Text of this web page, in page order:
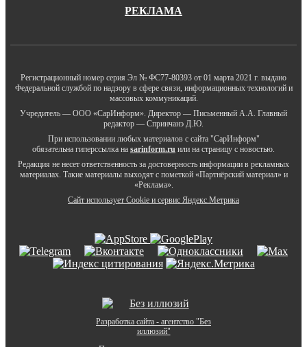
РЕКЛАМА
Регистрационный номер серия Эл № ФС77-80393 от 01 марта 2021 г. выдано
Федеральной службой по надзору в сфере связи, информационных технологий и
массовых коммуникаций.
Учредитель — ООО «СарИнформ». Директор — Письменный А.А. Главный
редактор — Спринчанэ Д.Ю.
При использовании любых материалов с сайта "СарИнформ"
обязательна гиперссылка на sarinform.ru или на страницу с новостью.
Редакция не несет ответственность за достоверность информации в рекламных
материалах. Такие материалы выходят с пометкой «Партнёрский материал» и
«Реклама».
Сайт использует Cookie и сервиc Яндекс.Метрика
Разработка сайта - агентство "Без
иллюзий"